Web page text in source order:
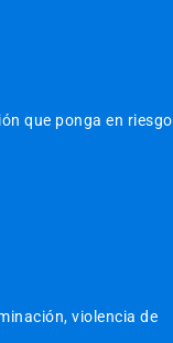
que ponga en
violencia de